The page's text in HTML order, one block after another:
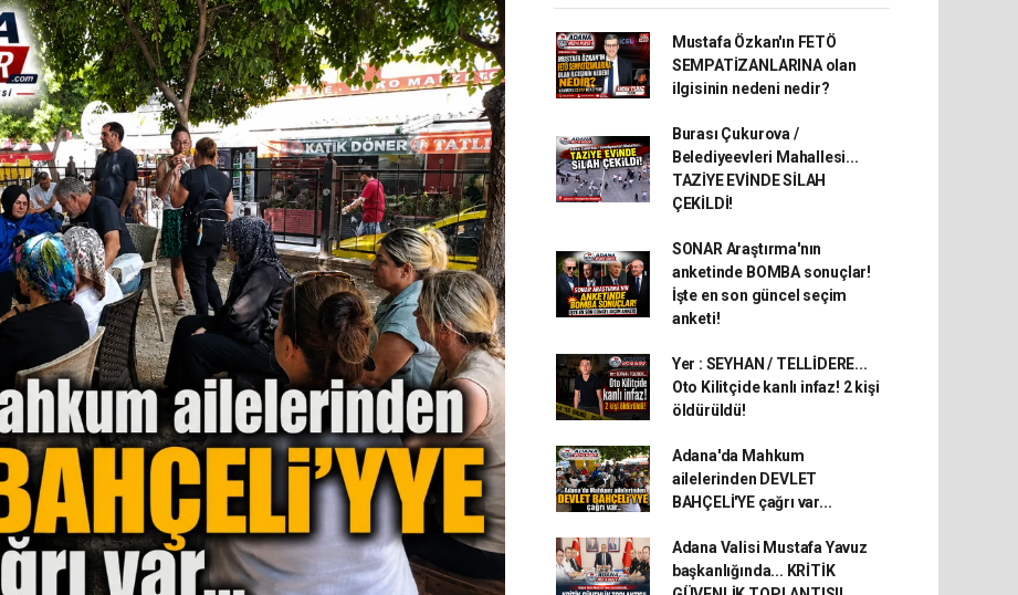
Mustafa Özkan'ın FETÖ
SEMPATİZANLARINA olan
ilgisinin nedeni nedir?
Burası Çukurova /
Belediyeevleri Mahallesi...
TAZİYE EVİNDE SİLAH
ÇEKİLDİ!
SONAR Araştırma'nın
anketinde BOMBA sonuçlar!
İşte en son güncel seçim
anketi!
Yer : SEYHAN / TELLİDERE...
Oto Kilitçide kanlı infaz! 2 kişi
öldürüldü!
Adana'da Mahkum
ailelerinden DEVLET
BAHÇELİ'YE çağrı var...
Adana Valisi Mustafa Yavuz
başkanlığında... KRİTİK